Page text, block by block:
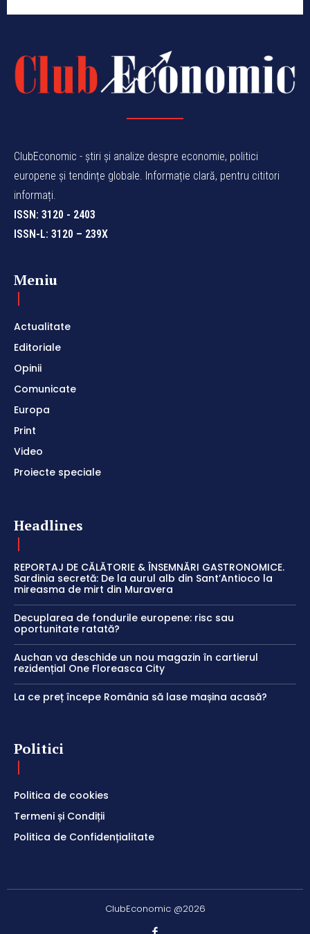
ClubEconomic - știri și analize despre economie, politici
europene și tendințe globale. Informație clară, pentru cititori
informați.
ISSN: 3120 - 2403
ISSN-L: 3120 – 239X
Meniu
Actualitate
Editoriale
Opinii
Comunicate
Europa
Print
Video
Proiecte speciale
Headlines
REPORTAJ DE CĂLĂTORIE & ÎNSEMNĂRI GASTRONOMICE.
Sardinia secretă: De la aurul alb din Sant’Antioco la
mireasma de mirt din Muravera
Decuplarea de fondurile europene: risc sau
oportunitate ratată?
Auchan va deschide un nou magazin în cartierul
rezidențial One Floreasca City
La ce preț începe România să lase mașina acasă?
Politici
Politica de cookies
Termeni și Condiții
Politica de Confidențialitate
ClubEconomic @2026